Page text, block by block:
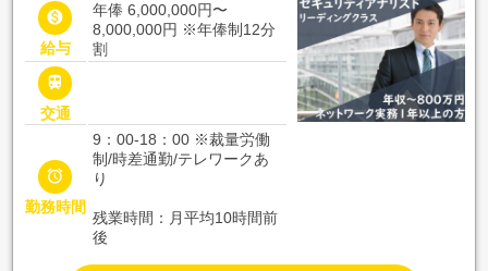

給与
年俸 6,000,000円〜
8,000,000円 ※年俸制12分
割

交通

勤務時間
9：00-18：00 ※裁量労働
制/時差通勤/テレワークあ
り
残業時間：月平均10時間前
後